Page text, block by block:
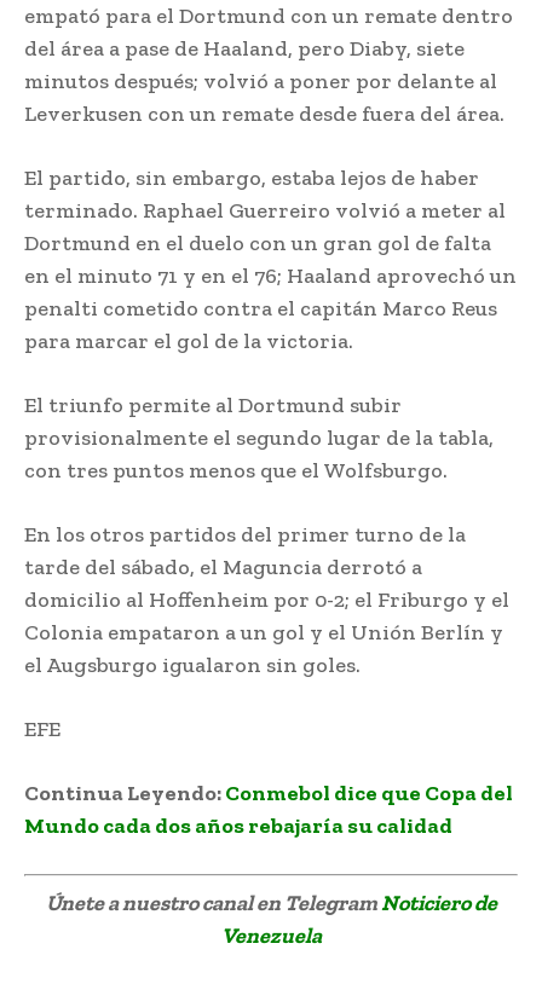
empató para el Dortmund con un remate dentro
del área a pase de Haaland, pero Diaby, siete
minutos después; volvió a poner por delante al
Leverkusen con un remate desde fuera del área.
El partido, sin embargo, estaba lejos de haber
terminado. Raphael Guerreiro volvió a meter al
Dortmund en el duelo con un gran gol de falta
en el minuto 71 y en el 76; Haaland aprovechó un
penalti cometido contra el capitán Marco Reus
para marcar el gol de la victoria.
El triunfo permite al Dortmund subir
provisionalmente el segundo lugar de la tabla,
con tres puntos menos que el Wolfsburgo.
En los otros partidos del primer turno de la
tarde del sábado, el Maguncia derrotó a
domicilio al Hoffenheim por 0-2; el Friburgo y el
Colonia empataron a un gol y el Unión Berlín y
el Augsburgo igualaron sin goles.
EFE
Continua Leyendo:Conmebol dice que Copa del
Mundo cada dos años rebajaría su calidad
Únete a nuestro canal en TelegramNoticiero de
Venezuela